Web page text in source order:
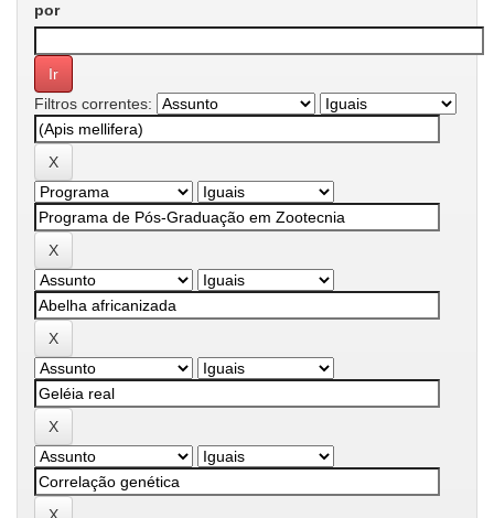
por
Filtros correntes: